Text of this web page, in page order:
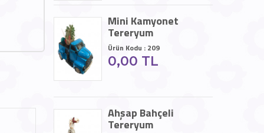
Mini Kamyonet
Tereryum
Ürün Kodu : 209
0,00 TL
Ahşap Bahçeli
Tereryum